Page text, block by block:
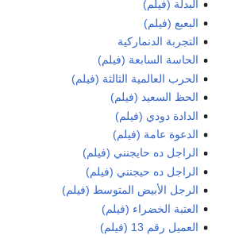
البدلة (فيلم)
البعبع (فيلم)
التجربة الدنماركية
الحاسة السابعة (فيلم)
الحرب العالمية الثالثة (فيلم)
الحظ السعيد (فيلم)
الدادة دودي (فيلم)
الدعوة عامة (فيلم)
الراجل ده حايجنني (فيلم)
الراجل ده حيجنني (فيلم)
الرجل الأبيض المتوسط (فيلم)
العتبة الخضراء (فيلم)
العميل رقم 13 (فيلم)